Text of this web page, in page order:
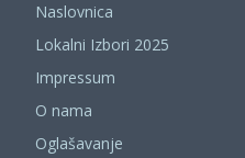
Naslovnica
Lokalni Izbori 2025
Impressum
O nama
Oglašavanje